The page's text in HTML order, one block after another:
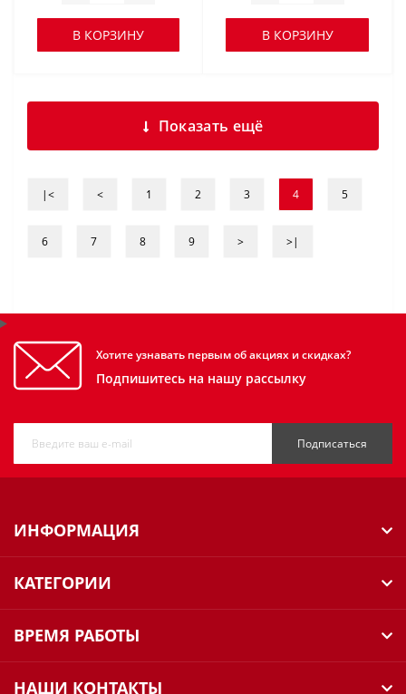
В КОРЗИНУ В КОРЗИНУ
Показать ещё
|< < 1 2 3 4 5
6 7 8 9 > >|
Хотите узнавать первым об акциях и скидках?
Подпишитесь на нашу рассылку
Подписаться
ИНФОРМАЦИЯ
КАТЕГОРИИ
ВРЕМЯ РАБОТЫ
НАШИ КОНТАКТЫ